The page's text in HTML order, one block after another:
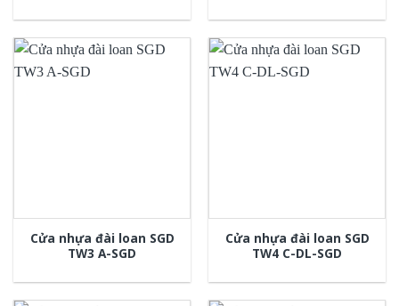
Cửa nhựa đài loan SGD
TW3 A-SGD
Cửa nhựa đài loan SGD
TW4 C-DL-SGD